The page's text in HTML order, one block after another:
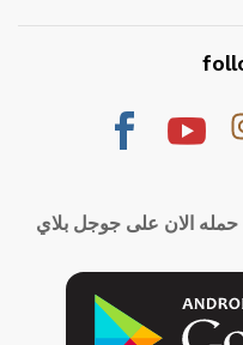
حمله الان على جوجل بلاي